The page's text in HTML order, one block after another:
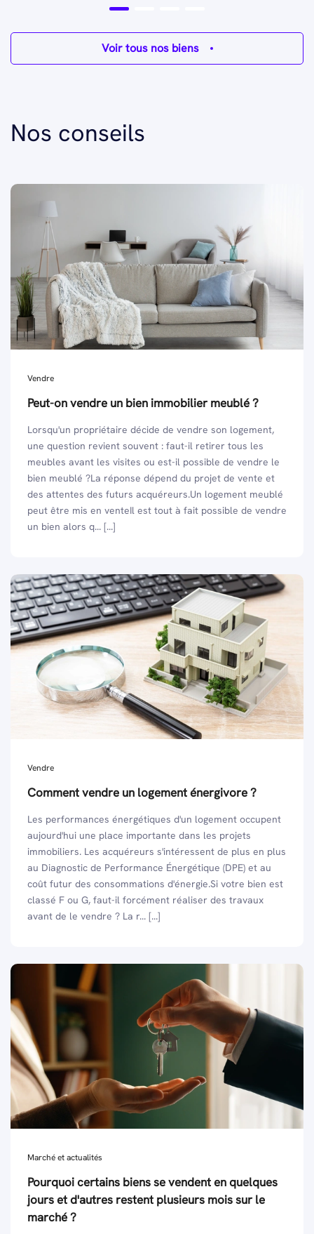
Voir tous nos biens
Nos conseils
Vendre
Peut-on vendre un bien immobilier meublé ?
Lorsqu'un propriétaire décide de vendre son logement,
une question revient souvent : faut-il retirer tous les
meubles avant les visites ou est-il possible de vendre le
bien meublé ?La réponse dépend du projet de vente et
des attentes des futurs acquéreurs.Un logement meublé
peut être mis en venteIl est tout à fait possible de vendre
un bien alors q... [...]
Vendre
Comment vendre un logement énergivore ?
Les performances énergétiques d'un logement occupent
aujourd'hui une place importante dans les projets
immobiliers. Les acquéreurs s'intéressent de plus en plus
au Diagnostic de Performance Énergétique (DPE) et au
coût futur des consommations d'énergie.Si votre bien est
classé F ou G, faut-il forcément réaliser des travaux
avant de le vendre ? La r... [...]
Marché et actualités
Pourquoi certains biens se vendent en quelques
jours et d'autres restent plusieurs mois sur le
marché ?